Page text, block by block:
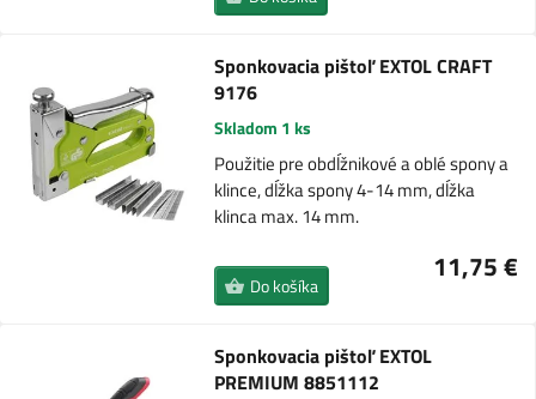
Sponkovacia pištoľ EXTOL CRAFT
9176
Skladom 1 ks
Použitie pre obdĺžnikové a oblé spony a
klince, dĺžka spony 4-14 mm, dĺžka
klinca max. 14 mm.
11,75 €
Do košíka
Sponkovacia pištoľ EXTOL
PREMIUM 8851112